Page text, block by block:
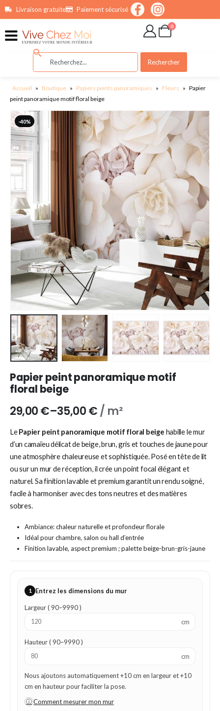
principalLivraison gratuite Paiement sécurisé
0
Rechercher
Accueil » Boutique » Papiers peints panoramiques » Fleurs » Papier
peint panoramique motif floral beige
-40%
Papier peint panoramique motif
floral beige
29,00€–35,00€/ m²
LePapier peint panoramique motif floral beige habille le mur
d’un camaïeu délicat de beige, brun, gris et touches de jaune pour
une atmosphère chaleureuse et sophistiquée. Posé en tête de lit
ou sur un mur de réception, il crée un point focal élégant et
naturel. Sa finition lavable et premium garantit un rendu soigné,
facile à harmoniser avec des tons neutres et des matières
sobres.
Ambiance: chaleur naturelle et profondeur florale
Idéal pour chambre, salon ou hall d’entrée
Finition lavable, aspect premium ; palette beige-brun-gris-jaune
1 Entrez les dimensions du mur
Largeur ( 90–9990 )
cm
Hauteur ( 90–9990 )
cm
Nous ajoutons automatiquement +10 cm en largeur et +10
cm en hauteur pour faciliter la pose.
ⓘ Comment mesurer mon mur